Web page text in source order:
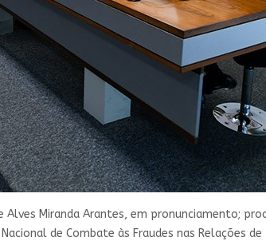
Alves Miranda Arantes, em pronunciamento;
de Combate às Fraudes nas Relações